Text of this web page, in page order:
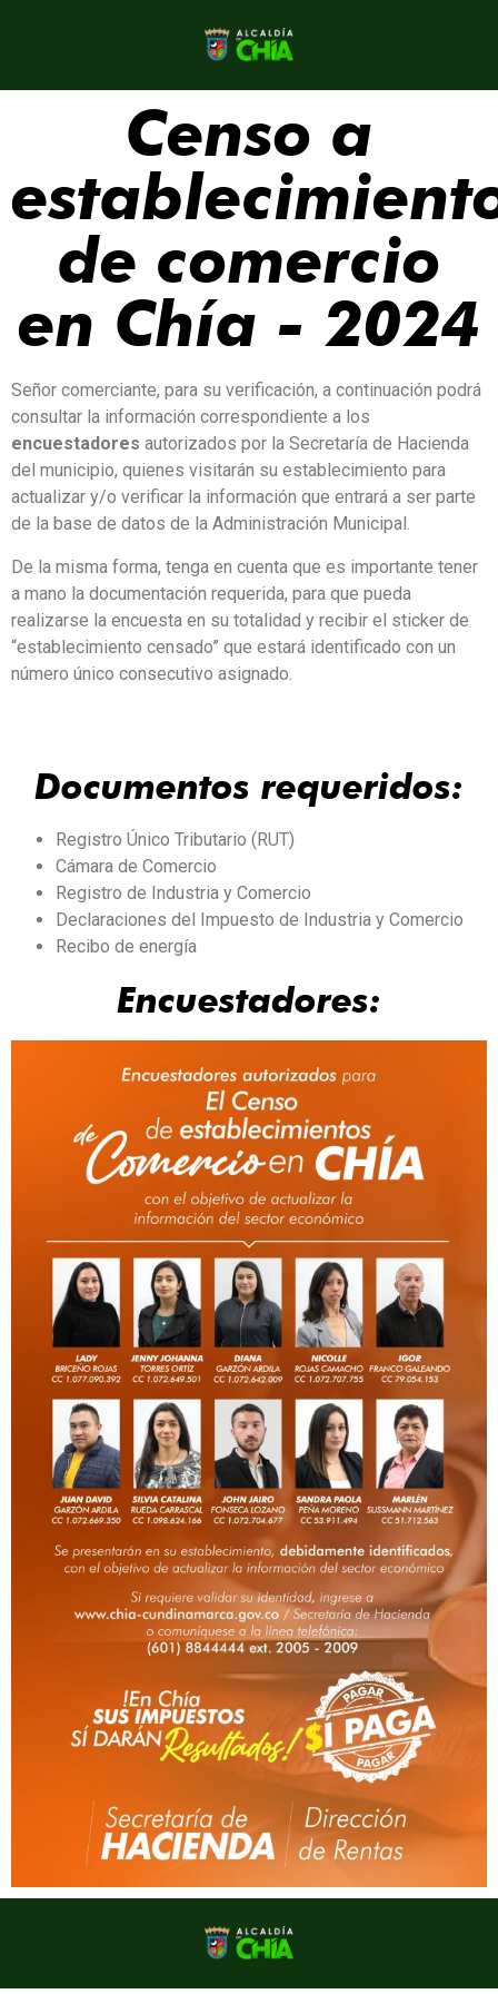
Censo a
de comercio
en Chía - 2024
Señor comerciante, para su verificación, a continuación podrá
consultar la información correspondiente a los
encuestadores autorizados por la Secretaría de Hacienda
del municipio, quienes visitarán su establecimiento para
actualizar y/o verificar la información que entrará a ser parte
de la base de datos de la Administración Municipal.
De la misma forma, tenga en cuenta que es importante tener
a mano la documentación requerida, para que pueda
realizarse la encuesta en su totalidad y recibir el sticker de
“establecimiento censado” que estará identificado con un
número único consecutivo asignado.
Documentos requeridos:
Registro Único Tributario (RUT)
Cámara de Comercio
Registro de Industria y Comercio
Declaraciones del Impuesto de Industria y Comercio
Recibo de energía
Encuestadores: